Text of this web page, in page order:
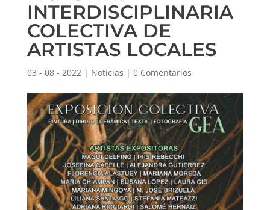
INTERDISCIPLINARIA
COLECTIVA DE
ARTISTAS LOCALES
03 - 08 - 2022 | Noticias | 0 Comentarios